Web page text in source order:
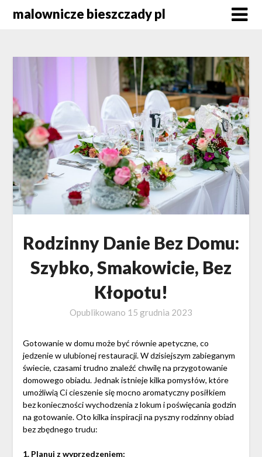
malownicze bieszczady pl
Rodzinny Danie Bez Domu:
Szybko, Smakowicie, Bez
Kłopotu!
Opublikowano 15 grudnia 2023
Gotowanie w domu może być równie apetyczne, co
jedzenie w ulubionej restauracji. W dzisiejszym zabieganym
świecie, czasami trudno znaleźć chwilę na przygotowanie
domowego obiadu. Jednak istnieje kilka pomysłów, które
umożliwią Ci cieszenie się mocno aromatyczny posiłkiem
bez konieczności wychodzenia z lokum i poświęcania godzin
na gotowanie. Oto kilka inspiracji na pyszny rodzinny obiad
bez zbędnego trudu:
1. Planuj z wyprzedzeniem: